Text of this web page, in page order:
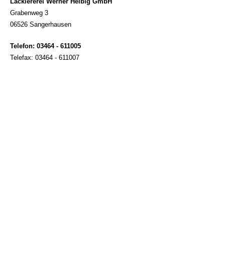
Grabenweg 3
06526 Sangerhausen
Telefon: 03464 - 611005
Telefax: 03464 - 611007